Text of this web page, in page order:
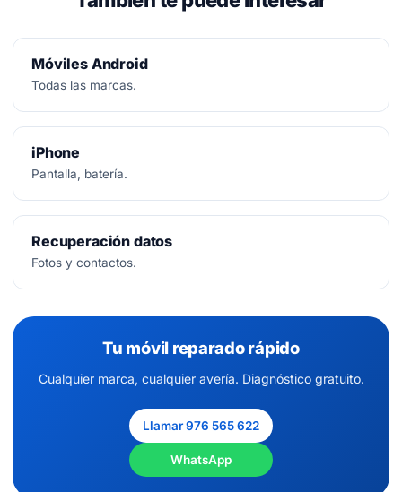
Móviles Android
Todas las marcas.
iPhone
Pantalla, batería.
Recuperación datos
Fotos y contactos.
Tu móvil reparado rápido
Cualquier marca, cualquier avería. Diagnóstico gratuito.
Llamar 976 565 622
WhatsApp